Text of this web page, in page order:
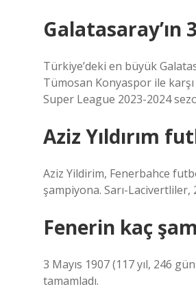
Türkiye’deki en büyük
Tümosan Konyaspor ile
Super League 2023-2024
Aziz Yıldırım
Aziz Yildirim, Fenerbahce
şampiyona. Sarı-Lacivertliler,
Fenerin kaç
3 Mayıs 1907 (117 yıl, 246
tamamladı.